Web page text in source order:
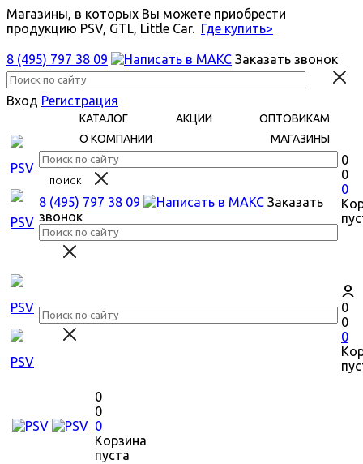
Магазины, в которых Вы можете приобрести
продукцию PSV, GTL, Little Car. Где купить>
8 (495) 797 38 09 Заказать звонок
Вход Регистрация
КАТАЛОГ АКЦИИ
ОПТОВИКАМ
О КОМПАНИИ
МАГАЗИНЫ
8 (495) 797 38 09
Заказать
звонок
0
0
0
0
0
0
0
0
0
Корзина
пуста